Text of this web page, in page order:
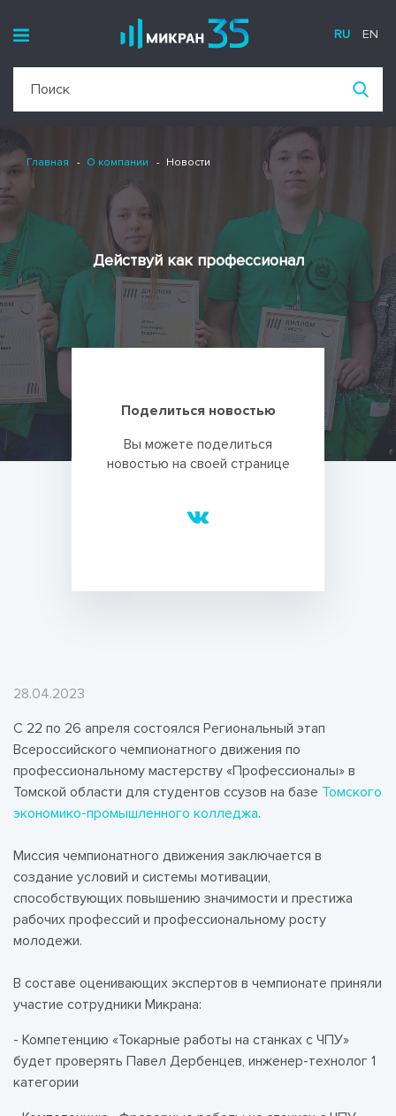
RU EN
Действуй как профессионал
Поделиться новостью
Вы можете поделиться
новостью на своей странице
Главная О компании Новости
28.04.2023
С 22 по 26 апреля состоялся Региональный этап
Всероссийского чемпионатного движения по
профессиональному мастерству «Профессионалы» в
Томской области для студентов ссузов на базе Томского
экономико-промышленного колледжа.
Миссия чемпионатного движения заключается в
создание условий и системы мотивации,
способствующих повышению значимости и престижа
рабочих профессий и профессиональному росту
молодежи.
В составе оценивающих экспертов в чемпионате приняли
участие сотрудники Микрана:
- Компетенцию «Токарные работы на станках с ЧПУ»
будет проверять Павел Дербенцев, инженер-технолог 1
категории